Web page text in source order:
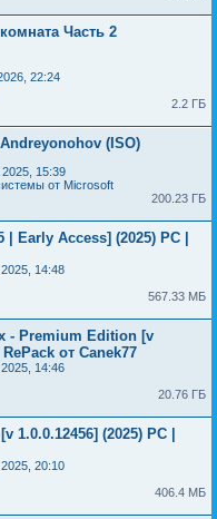
Часть 2
22:24
2.2 ГБ
(ISO)
2025, 15:39
от Microsoft
200.23 ГБ
| Early Access] (2025) PC |
14:48
567.33 МБ
- Premium Edition [v
от Canek77
14:46
20.76 ГБ
1.0.0.12456] (2025) PC |
20:10
406.4 МБ